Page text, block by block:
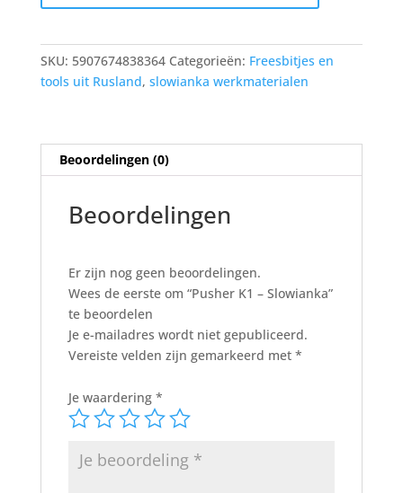
aantal
SKU: 5907674838364 Categorieën: Freesbitjes en
tools uit Rusland, slowianka werkmaterialen
Beoordelingen (0)
Beoordelingen
Er zijn nog geen beoordelingen.
Wees de eerste om “Pusher K1 – Slowianka”
te beoordelen
Je e-mailadres wordt niet gepubliceerd.
Vereiste velden zijn gemarkeerd met *
Je waardering *